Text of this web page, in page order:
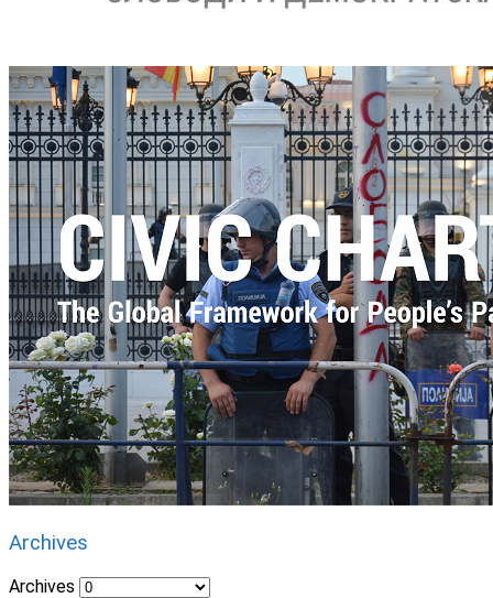
Archives
Archives